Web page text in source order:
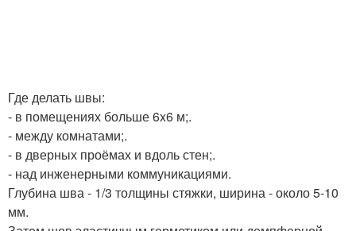
Где делать швы:
- в помещениях больше 6x6 м;.
- между комнатами;.
- в дверных проёмах и вдоль стен;.
- над инженерными коммуникациями.
Глубина шва - 1/3 толщины стяжки, ширина - около 5-10
мм.